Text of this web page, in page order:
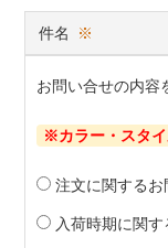
件名 ※
お問い合せの内容
※カラー・スタ
注文に関するお
入荷時期に関